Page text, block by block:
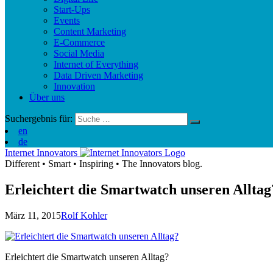
Start-Ups
Events
Content Marketing
E-Commerce
Social Media
Internet of Everything
Data Driven Marketing
Innovation
Über uns
Suchergebnis für:
en
de
Internet Innovators
Different • Smart • Inspiring • The Innovators blog.
Erleichtert die Smartwatch unseren
März 11, 2015Rolf Kohler
Erleichtert die Smartwatch unseren Alltag?